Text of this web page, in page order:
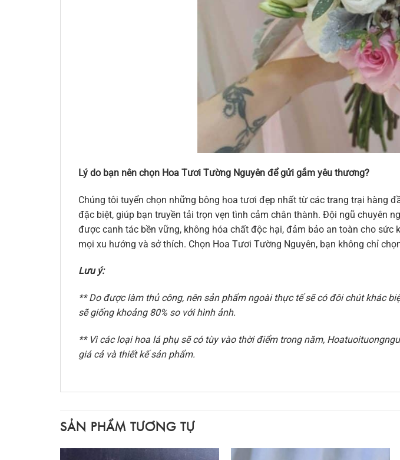
Lý do bạn nên chọn Hoa Tươi Tường Nguyên để gửi gắm yêu thương?
Chúng tôi tuyển chọn những bông hoa tươi đẹp nhất từ các trang trại hàng
đặc biệt, giúp bạn truyền tải trọn vẹn tình cảm chân thành. Đội ngũ chuyên
được canh tác bền vững, không hóa chất độc hại, đảm bảo an toàn cho
mọi xu hướng và sở thích. Chọn Hoa Tươi Tường Nguyên, bạn không chỉ
Lưu ý:
** Do được làm thủ công, nên sản phẩm ngoài thực tế sẽ có đôi chút khác
sẽ giống khoảng 80% so với hình ảnh.
** Vì các loại hoa lá phụ sẽ có tùy vào thời điểm trong năm,
giá cả và thiết kế sản phẩm.
SẢN PHẨM TƯƠNG TỰ